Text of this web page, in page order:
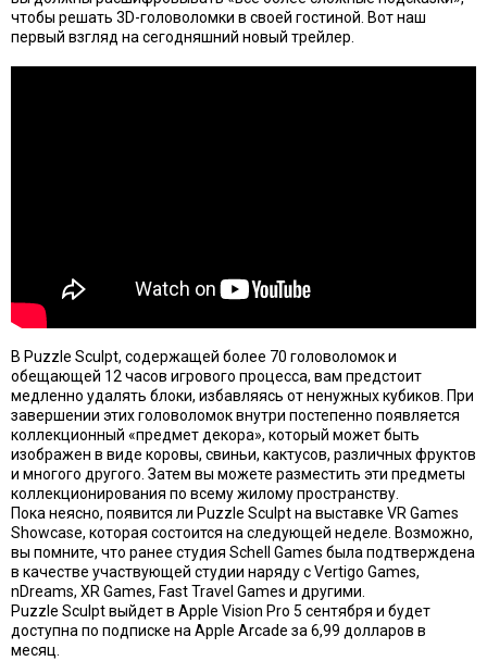
чтобы решать 3D-головоломки в своей гостиной. Вот наш
первый взгляд на сегодняшний новый трейлер.
В Puzzle Sculpt, содержащей более 70 головоломок и
обещающей 12 часов игрового процесса, вам предстоит
медленно удалять блоки, избавляясь от ненужных кубиков. При
завершении этих головоломок внутри постепенно появляется
коллекционный «предмет декора», который может быть
изображен в виде коровы, свиньи, кактусов, различных фруктов
и многого другого. Затем вы можете разместить эти предметы
коллекционирования по всему жилому пространству.
Пока неясно, появится ли Puzzle Sculpt на выставке VR Games
Showcase, которая состоится на следующей неделе. Возможно,
вы помните, что ранее студия Schell Games была подтверждена
в качестве участвующей студии наряду с Vertigo Games,
nDreams, XR Games, Fast Travel Games и другими.
Puzzle Sculpt выйдет в Apple Vision Pro 5 сентября и будет
доступна по подписке на Apple Arcade за 6,99 долларов в
месяц.